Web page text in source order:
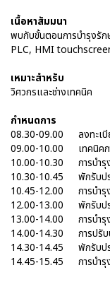
เนื้อหาสัมมนา
พบกับขั้นตอนการบำรุงรั
PLC, HMI
เหมาะสำหรับ
วิศวกรและช่างเทคนิค
กำหนดการ
08.30-09.00
ลงทะเ
09.00-10.00
เทคนิค
10.00-10.30
การบำ
10.30-10.45
พักรับป
10.45-12.00
การบำ
12.00-13.00
พักรับป
13.00-14.00
การบำ
14.00-14.30
การปรั
14.30-14.45
พักรับป
14.45-15.45
การบำ